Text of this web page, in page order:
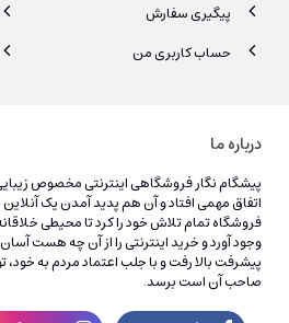
پیگیری سفارش
حساب کاربری من
درباره ما
اتفاق مهمی افتاد و آن هم پدید آمدن یک
فروشگاه تمام تلاش خود را کرد تا محیطی
وجود آورد و خرید اینترنتی را از آن چه هست
پیشرفت بالا رفت و با جلب اعتماد مردم به
صاحب آن است برسد.